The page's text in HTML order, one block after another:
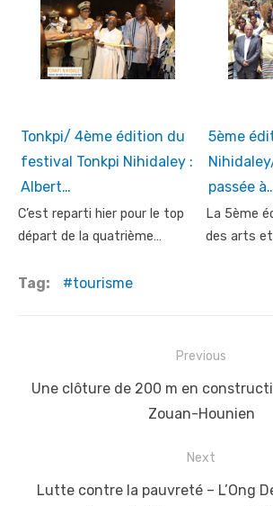
Tonkpi/ 4ème édition du
festival Tonkpi Nihidaley :
Albert…
C’est reparti hier pour le top
départ de la quatrième…
5ème
passée
La 5ème
des arts
Tag: tourisme
navigation
Previous
Previous
Une clôture de 200 m en
Zouan-Hounien
Next
Next
Lutte contre la pauvreté – L’Ong